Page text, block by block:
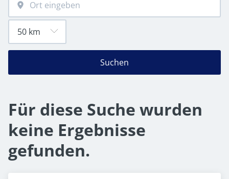
Suchen
Für diese Suche wurden
keine Ergebnisse
gefunden.